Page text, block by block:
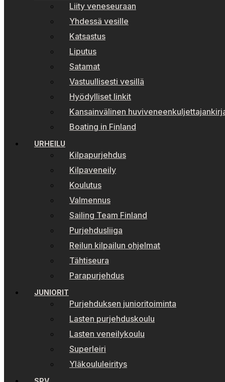
Liity veneseuraan
Yhdessä vesille
Katsastus
Liputus
Satamat
Vastuullisesti vesillä
Hyödylliset linkit
Kansainvälinen
Boating in Finland
URHEILU
Kilpapurjehdus
Kilpaveneily
Koulutus
Valmennus
Sailing Team Finland
Purjehdusliiga
Reilun kilpailun ohjelmat
Tähtiseura
Parapurjehdus
JUNIORIT
Purjehduksen junioritoiminta
Lasten purjehduskoulu
Lasten veneilykoulu
Superleiri
Yläkoululeiritys